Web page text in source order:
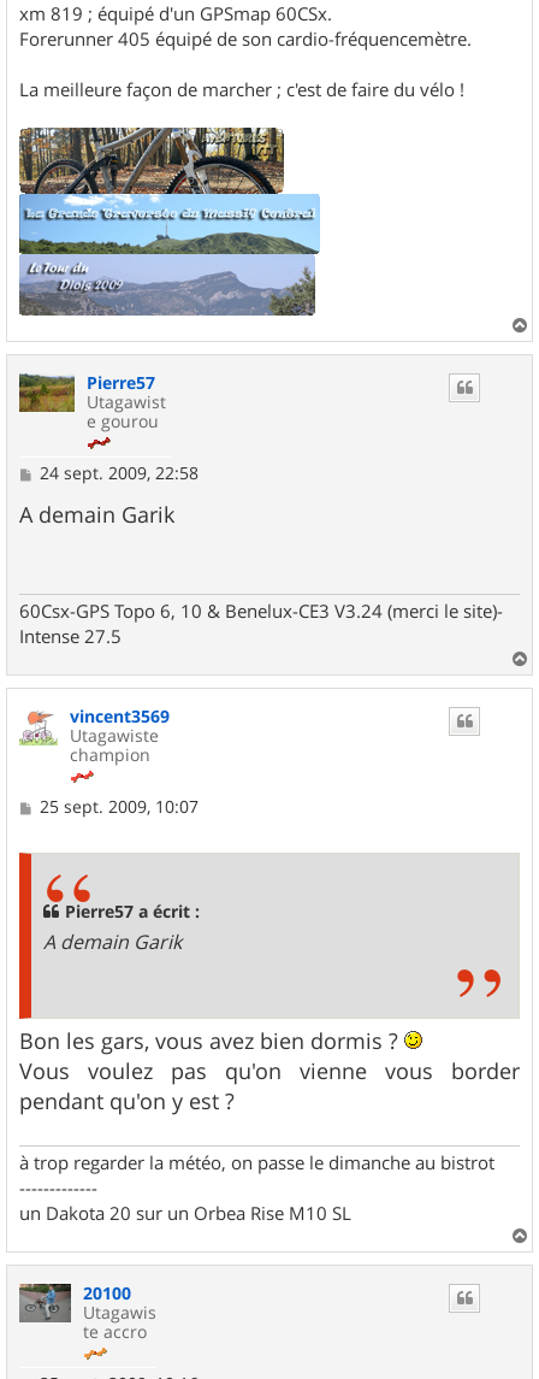
xm 819 ; équipé d'un GPSmap 60CSx.
Forerunner 405 équipé de son cardio-fréquencemètre.
La meilleure façon de marcher ; c'est de faire du vélo !
a
Pierre57
Utagawist
e gourou
M
s
s
24 sept. 2009, 22:58
A demain Garik
60Csx-GPS Topo 6, 10 & Benelux-CE3 V3.24 (merci le site)-
Intense 27.5
a
vincent3569
Utagawiste
champion
M
25 sept. 2009, 10:07
Pierre57 a écrit :
A demain Garik
Bon les gars, vous avez bien dormis ?
Vous voulez pas qu'on vienne vous border
pendant qu'on y est ?
à trop regarder la météo, on passe le dimanche au bistrot
-------------
un Dakota 20 sur un Orbea Rise M10 SL
a
20100
Utagawis
te accro